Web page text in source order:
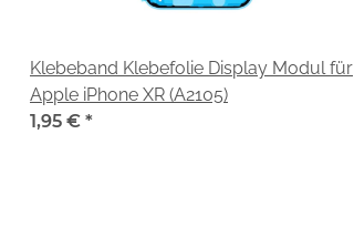
Klebeband Klebefolie Display Modul für
Apple iPhone XR (A2105)
1,95 € *